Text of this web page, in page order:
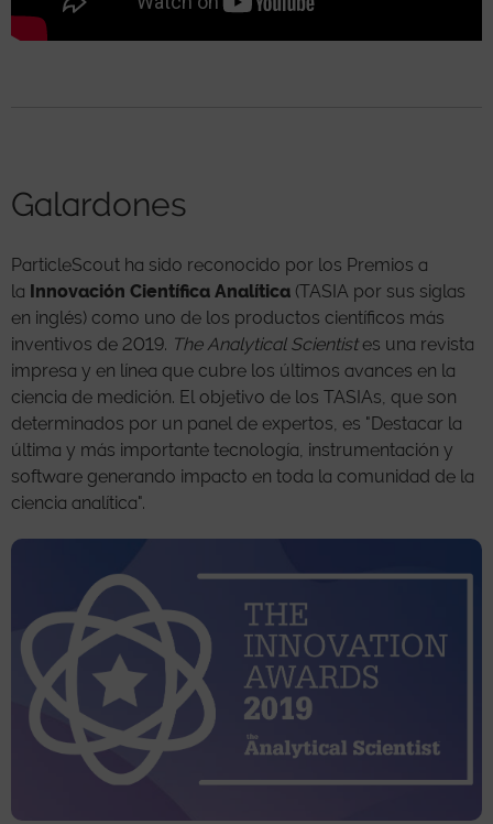
Galardones
ParticleScout ha sido reconocido por los Premios a
la Innovación Científica Analítica (TASIA por sus siglas
en inglés) como uno de los productos científicos más
inventivos de 2019. The Analytical Scientistes una revista
impresa y en línea que cubre los últimos avances en la
ciencia de medición. El objetivo de los TASIAs, que son
determinados por un panel de expertos, es "Destacar la
última y más importante tecnología, instrumentación y
software generando impacto en toda la comunidad de la
ciencia analítica".